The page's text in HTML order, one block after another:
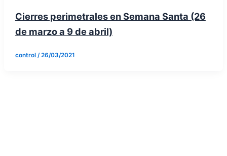
Cierres perimetrales en Semana Santa (26
de marzo a 9 de abril)
control /26/03/2021